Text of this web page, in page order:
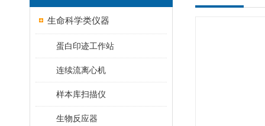
生命科学类仪器
蛋白印迹工作站
连续流离心机
样本库扫描仪
生物反应器